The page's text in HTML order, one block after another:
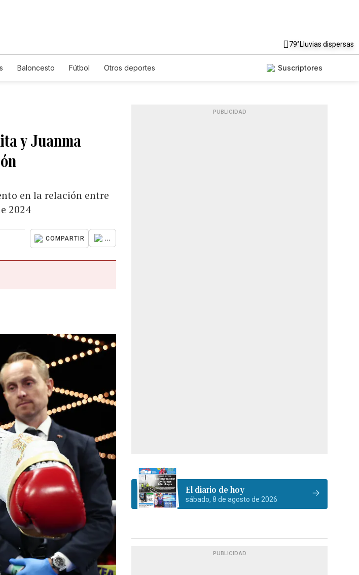
79°Lluvias dispersas
Baloncesto Fútbol Otros deportes Suscriptores
y Juanma
en la relación entre
2024
COMPARTIR ...
PUBLICIDAD
El diario de hoy
sábado, 8 de agosto de 2026
PUBLICIDAD